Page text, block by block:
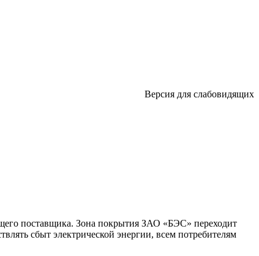
Версия для слабовидящих
поставщика. Зона покрытия ЗАО «БЭС» переходит
сбыт электрической энергии, всем потребителям